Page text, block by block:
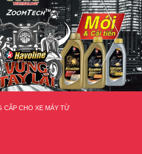
CẤP CHO XE MÁY TỪ